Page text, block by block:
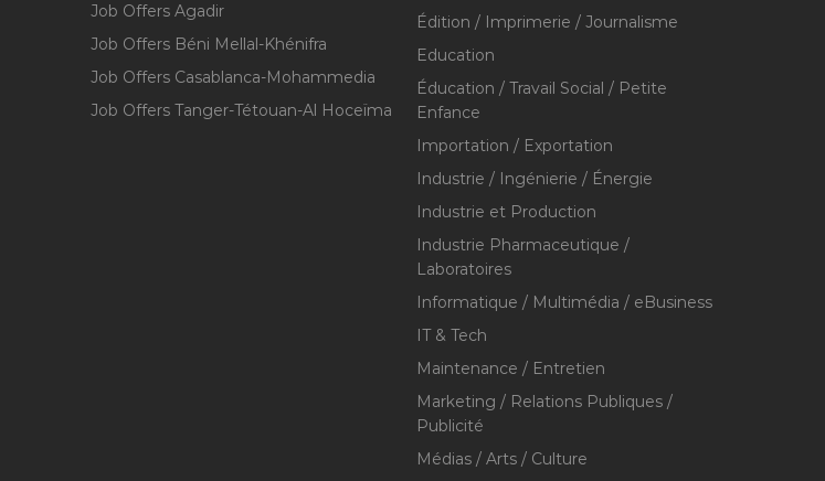
Job Offers Agadir
Job Offers Béni Mellal-Khénifra
Job Offers Casablanca-Mohammedia
Job Offers Tanger-Tétouan-Al Hoceïma
Édition / Imprimerie / Journalisme
Education
Éducation / Travail Social / Petite
Enfance
Importation / Exportation
Industrie / Ingénierie / Énergie
Industrie et Production
Industrie Pharmaceutique /
Laboratoires
Informatique / Multimédia / eBusiness
IT & Tech
Maintenance / Entretien
Marketing / Relations Publiques /
Publicité
Médias / Arts / Culture